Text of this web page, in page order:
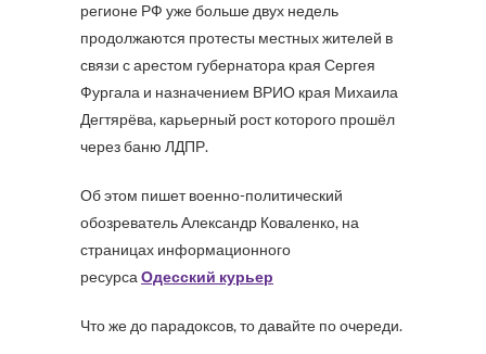
регионе РФ уже больше двух недель
продолжаются протесты местных жителей в
связи с арестом губернатора края Сергея
Фургала и назначением ВРИО края Михаила
Дегтярёва, карьерный рост которого прошёл
через баню ЛДПР.
Об этом пишет военно-политический
обозреватель Александр Коваленко, на
страницах информационного
ресурса Одесский курьер
Что же до парадоксов, то давайте по очереди.